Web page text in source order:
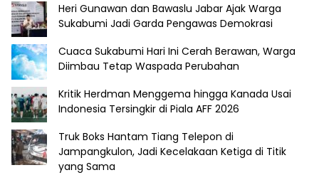
Heri Gunawan dan Bawaslu Jabar Ajak Warga
Sukabumi Jadi Garda Pengawas Demokrasi
Cuaca Sukabumi Hari Ini Cerah Berawan, Warga
Diimbau Tetap Waspada Perubahan
Kritik Herdman Menggema hingga Kanada Usai
Indonesia Tersingkir di Piala AFF 2026
Truk Boks Hantam Tiang Telepon di
Jampangkulon, Jadi Kecelakaan Ketiga di Titik
yang Sama